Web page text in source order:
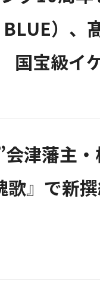
）、
宝級イ
津藩主
』で新